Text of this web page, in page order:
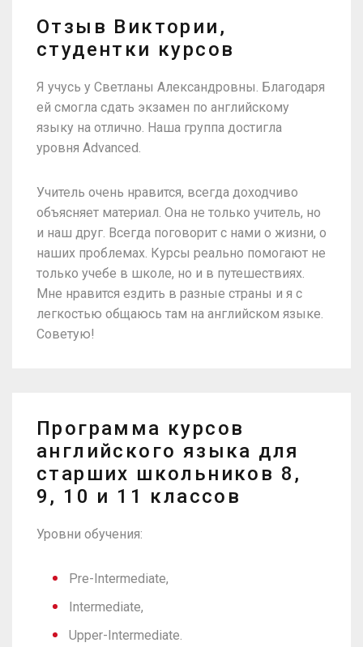
Отзыв Виктории,
студентки курсов
Я учусь у Светланы Александровны. Благодаря
ей смогла сдать экзамен по английскому
языку на отлично. Наша группа достигла
уровня Advanced.
Учитель очень нравится, всегда доходчиво
объясняет материал. Она не только учитель, но
и наш друг. Всегда поговорит с нами о жизни, о
наших проблемах. Курсы реально помогают не
только учебе в школе, но и в путешествиях.
Мне нравится ездить в разные страны и я с
легкостью общаюсь там на английском языке.
Советую!
Программа курсов
английского языка для
старших школьников 8,
9, 10 и 11 классов
Уровни обучения:
Pre-Intermediate,
Intermediate,
Upper-Intermediate.